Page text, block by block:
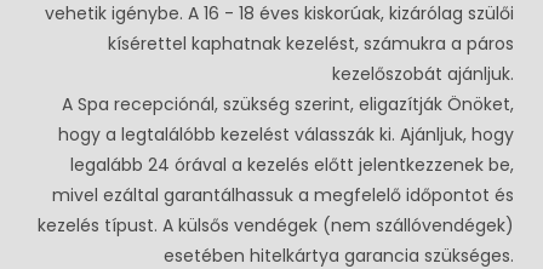
vehetik igénybe. A 16 - 18 éves kiskorúak, kizárólag szülői
kísérettel kaphatnak kezelést, számukra a páros
kezelőszobát ajánljuk.
A Spa recepciónál, szükség szerint, eligazítják Önöket,
hogy a legtalálóbb kezelést válasszák ki. Ajánljuk, hogy
legalább 24 órával a kezelés előtt jelentkezzenek be,
mivel ezáltal garantálhassuk a megfelelő időpontot és
kezelés típust. A külsős vendégek (nem szállóvendégek)
esetében hitelkártya garancia szükséges.